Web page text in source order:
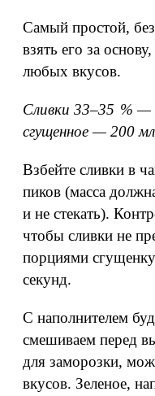
Самый простой,
взять его за
любых вкусов.
Сливки 33–35 % —
сгущенное — 200
Взбейте сливки в
пиков (масса
и не стекать).
чтобы сливки не
порциями
секунд.
С наполнителем
смешиваем перед
для заморозки,
вкусов. Зеленое,